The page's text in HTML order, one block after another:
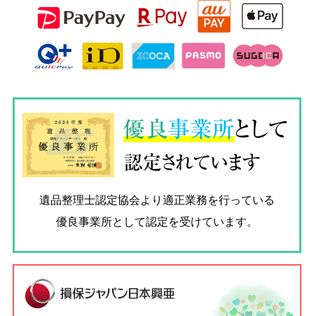
優良事業所として
認定されています
遺品整理士認定協会より適正業務を行っている
優良事業所として認定を受けています。